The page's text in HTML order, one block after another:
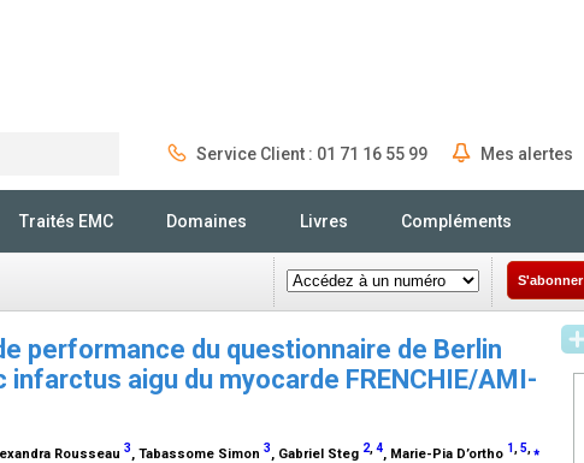
Service Client : 01 71 16 55 99 Mes alertes
Traités EMC Domaines Livres Compléments
S'abonner
performance du questionnaire de Berlin
aigu du myocarde FRENCHIE/AMI-
Rousseau 3, Tabassome Simon 3, Gabriel Steg 2 4, Marie-Pia D’ortho 1 5 ⁎